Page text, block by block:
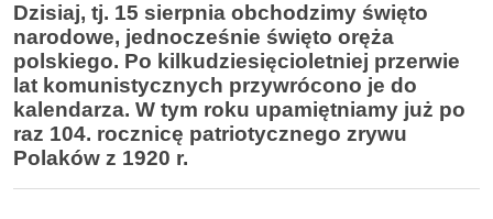
Dzisiaj, tj. 15 sierpnia obchodzimy święto
narodowe, jednocześnie święto oręża
polskiego. Po kilkudziesięcioletniej przerwie
lat komunistycznych przywrócono je do
kalendarza. W tym roku upamiętniamy już po
raz 104. rocznicę patriotycznego zrywu
Polaków z 1920 r.